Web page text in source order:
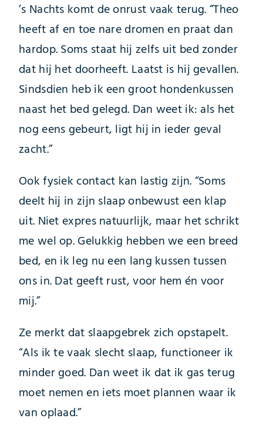
’s Nachts komt de onrust vaak terug. “Theo
heeft af en toe nare dromen en praat dan
hardop. Soms staat hij zelfs uit bed zonder
dat hij het doorheeft. Laatst is hij gevallen.
Sindsdien heb ik een groot hondenkussen
naast het bed gelegd. Dan weet ik: als het
nog eens gebeurt, ligt hij in ieder geval
zacht.”
Ook fysiek contact kan lastig zijn. “Soms
deelt hij in zijn slaap onbewust een klap
uit. Niet expres natuurlijk, maar het schrikt
me wel op. Gelukkig hebben we een breed
bed, en ik leg nu een lang kussen tussen
ons in. Dat geeft rust, voor hem én voor
mij.”
Ze merkt dat slaapgebrek zich opstapelt.
“Als ik te vaak slecht slaap, functioneer ik
minder goed. Dan weet ik dat ik gas terug
moet nemen en iets moet plannen waar ik
van oplaad.”